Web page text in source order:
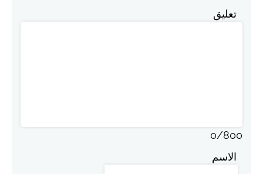
تعليق
0/800
الاسم